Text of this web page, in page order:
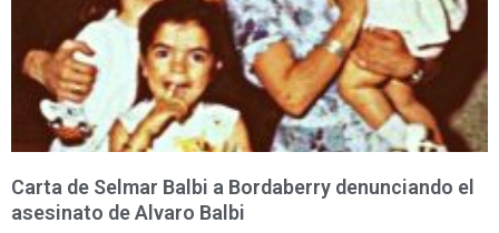
Carta de Selmar Balbi a Bordaberry denunciando el
asesinato de Alvaro Balbi